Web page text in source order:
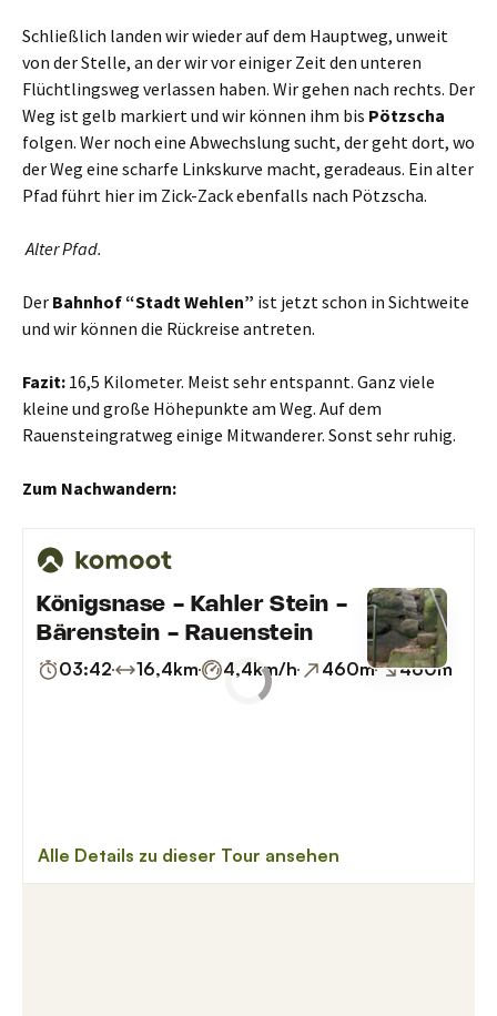
Schließlich landen wir wieder auf dem Hauptweg, unweit
von der Stelle, an der wir vor einiger Zeit den unteren
Flüchtlingsweg verlassen haben. Wir gehen nach rechts. Der
Weg ist gelb markiert und wir können ihm bis Pötzscha
folgen. Wer noch eine Abwechslung sucht, der geht dort, wo
der Weg eine scharfe Linkskurve macht, geradeaus. Ein alter
Pfad führt hier im Zick-Zack ebenfalls nach Pötzscha.
Alter Pfad.
Der Bahnhof “Stadt Wehlen” ist jetzt schon in Sichtweite
und wir können die Rückreise antreten.
Fazit: 16,5 Kilometer. Meist sehr entspannt. Ganz viele
kleine und große Höhepunkte am Weg. Auf dem
Rauensteingratweg einige Mitwanderer. Sonst sehr ruhig.
Zum Nachwandern: